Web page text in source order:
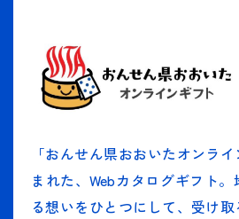
「おんせん県おおいたオンラ
まれた、Webカタログギフト
る想いをひとつにして、受け